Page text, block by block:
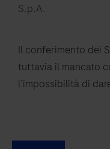
S.p.A.
Il conferimento dei
tuttavia il mancato
l’impossibilità di